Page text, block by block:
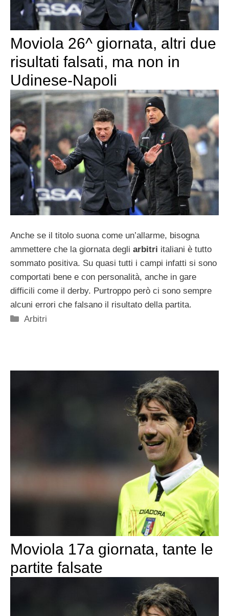
Moviola 26^ giornata, altri due
risultati falsati, ma non in
Udinese-Napoli
Anche se il titolo suona come un’allarme, bisogna
ammettere che la giornata degli arbitri italiani è tutto
sommato positiva. Su quasi tutti i campi infatti si sono
comportati bene e con personalità, anche in gare
difficili come il derby. Purtroppo però ci sono sempre
alcuni errori che falsano il risultato della partita.
Categorie
Arbitri
Moviola 17a giornata, tante le
partite falsate